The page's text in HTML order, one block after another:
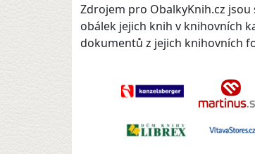
Zdrojem pro ObalkyKnih.cz
obálek jejich knih v knihovních
dokumentů z jejich knihovních